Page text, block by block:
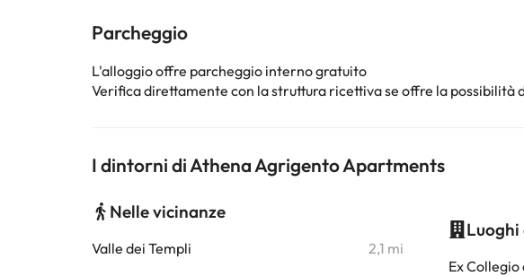
Parcheggio
L'alloggio offre parcheggio interno gratuito
Verifica direttamente con la struttura ricettiva se offre la possibilità
I dintorni di Athena Agrigento Apartments
Nelle vicinanze
Valle dei Templi 2,1 mi
Luoghi
Ex